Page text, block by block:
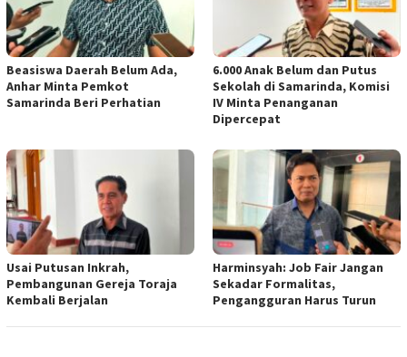
Beasiswa Daerah Belum Ada,
Anhar Minta Pemkot
Samarinda Beri Perhatian
6.000 Anak Belum dan Putus
Sekolah di Samarinda, Komisi
IV Minta Penanganan
Dipercepat
Usai Putusan Inkrah,
Pembangunan Gereja Toraja
Kembali Berjalan
Harminsyah: Job Fair Jangan
Sekadar Formalitas,
Pengangguran Harus Turun